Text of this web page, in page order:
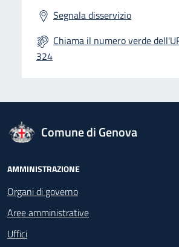
Segnala disservizio
Chiama il numero verde
324
logo Unione Europea
Comune di Genova
Footer - Navigazione
AMMINISTRAZIONE
Organi di governo
Aree amministrative
Uffici